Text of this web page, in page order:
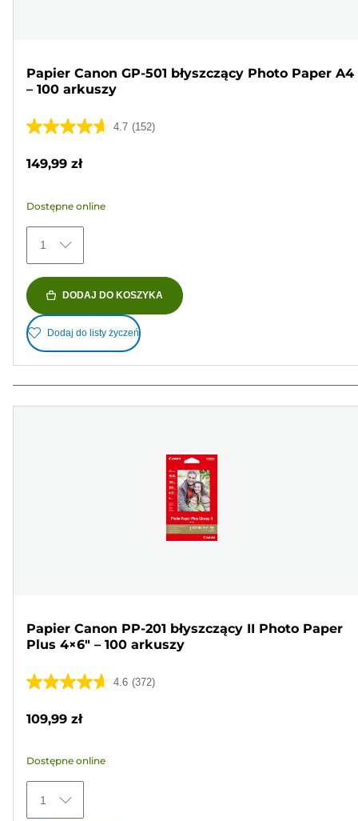
Papier Canon GP-501 błyszczący Photo Paper A4
– 100 arkuszy
4.7 (152)
4.7
152
Recenzji
149,99 zł
Dostępne online
1
DODAJ DO KOSZYKA
Dodaj do listy życzeń
Papier Canon PP-201 błyszczący II Photo Paper
Plus 4×6" – 100 arkuszy
4.6 (372)
4.6
5
372
Recenzji
109,99 zł
Dostępne online
1